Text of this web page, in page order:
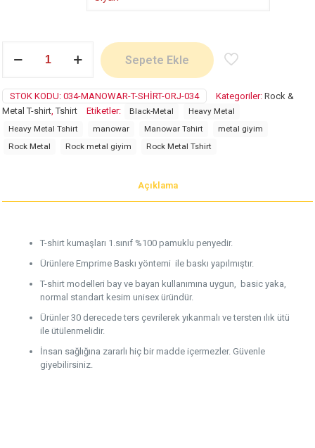
adet
Sepete Ekle
STOK KODU: 034-MANOWAR-T-SHIRT-ORJ-034 Kategoriler: Rock &
Metal T-shirt,Tshirt Etiketler: Black-Metal
Heavy Metal
Heavy Metal Tshirt
manowar Manowar Tshirt
metal giyim
Rock Metal
Rock metal giyim Rock Metal Tshirt
Açıklama
T-shirt kumaşları 1.sınıf %100 pamuklu penyedir.
Ürünlere Emprime Baskı yöntemi ile baskı yapılmıştır.
T-shirt modelleri bay ve bayan kullanımına uygun, basic yaka,
normal standart kesim unisex üründür.
Ürünler 30 derecede ters çevrilerek yıkanmalı ve tersten ılık ütü
ile ütülenmelidir.
İnsan sağlığına zararlı hiç bir madde içermezler. Güvenle
giyebilirsiniz.